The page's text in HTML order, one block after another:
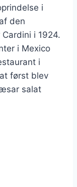
i
den
i 1924.
i Mexico
i
først blev
salat